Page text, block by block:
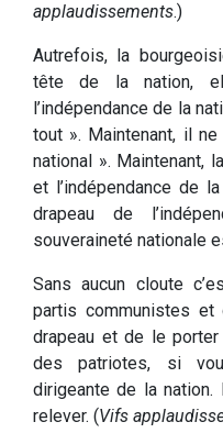
applaudissements.)
Autrefois, la
tête de la nation,
l’indépendance de la
tout ». Maintenant, il
national ». Maintenant,
et l’indépendance de
drapeau de
souveraineté nationale
Sans aucun cloute
partis communistes et
drapeau et de le
des patriotes, si
dirigeante de la
relever. (Vifs